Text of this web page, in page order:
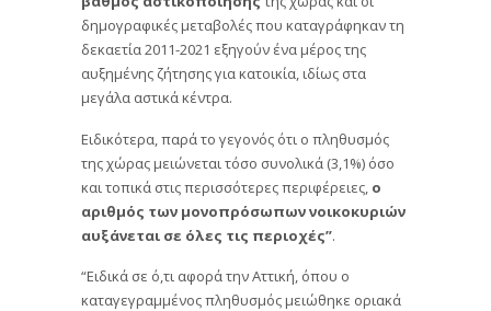
δημογραφικές μεταβολές που καταγράφηκαν τη
δεκαετία 2011-2021 εξηγούν ένα μέρος της
αυξημένης ζήτησης για κατοικία, ιδίως στα
μεγάλα αστικά κέντρα.
Ειδικότερα, παρά το γεγονός ότι ο πληθυσμός
της χώρας μειώνεται τόσο συνολικά (3,1%) όσο
και τοπικά στις περισσότερες περιφέρειες, ο
αριθμός των μονοπρόσωπων νοικοκυριών
αυξάνεται σε όλες τις περιοχές”.
“Ειδικά σε ό,τι αφορά την Αττική, όπου ο
καταγεγραμμένος πληθυσμός μειώθηκε οριακά